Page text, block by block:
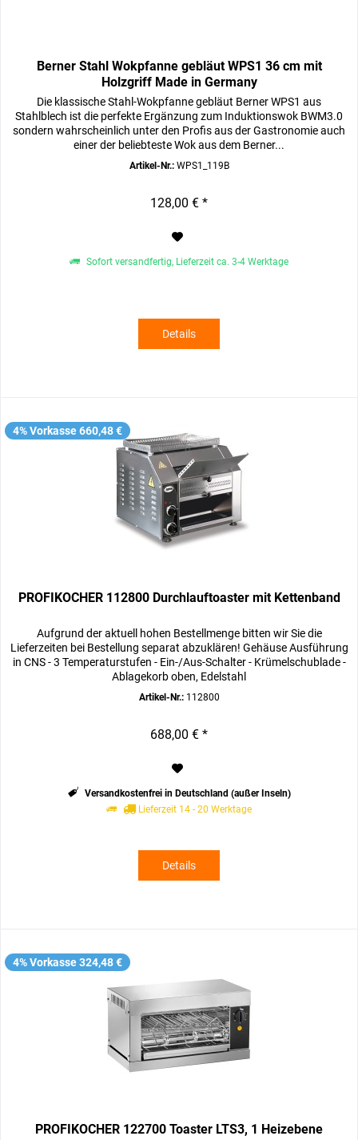
Berner Stahl Wokpfanne gebläut WPS1 36 cm mit
Holzgriff Made in Germany
Die klassische Stahl-Wokpfanne gebläut Berner WPS1 aus
Stahlblech ist die perfekte Ergänzung zum Induktionswok BWM3.0
sondern wahrscheinlich unter den Profis aus der Gastronomie auch
einer der beliebteste Wok aus dem Berner...
Artikel-Nr.:WPS1_119B
128,00 € *
Sofort versandfertig, Lieferzeit ca. 3-4 Werktage
Details
4% Vorkasse 660,48 €
PROFIKOCHER 112800 Durchlauftoaster mit Kettenband
Aufgrund der aktuell hohen Bestellmenge bitten wir Sie die
Lieferzeiten bei Bestellung separat abzuklären! Gehäuse Ausführung
in CNS - 3 Temperaturstufen - Ein-/Aus-Schalter - Krümelschublade -
Ablagekorb oben, Edelstahl
Artikel-Nr.:112800
688,00 € *
Versandkostenfrei in Deutschland (außer Inseln)
Lieferzeit 14 - 20 Werktage
Details
4% Vorkasse 324,48 €
PROFIKOCHER 122700 Toaster LTS3, 1 Heizebene